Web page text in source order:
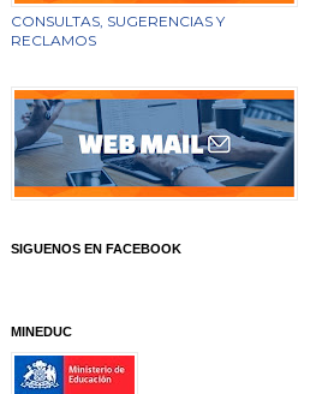
CONSULTAS, SUGERENCIAS Y
RECLAMOS
SIGUENOS EN FACEBOOK
MINEDUC